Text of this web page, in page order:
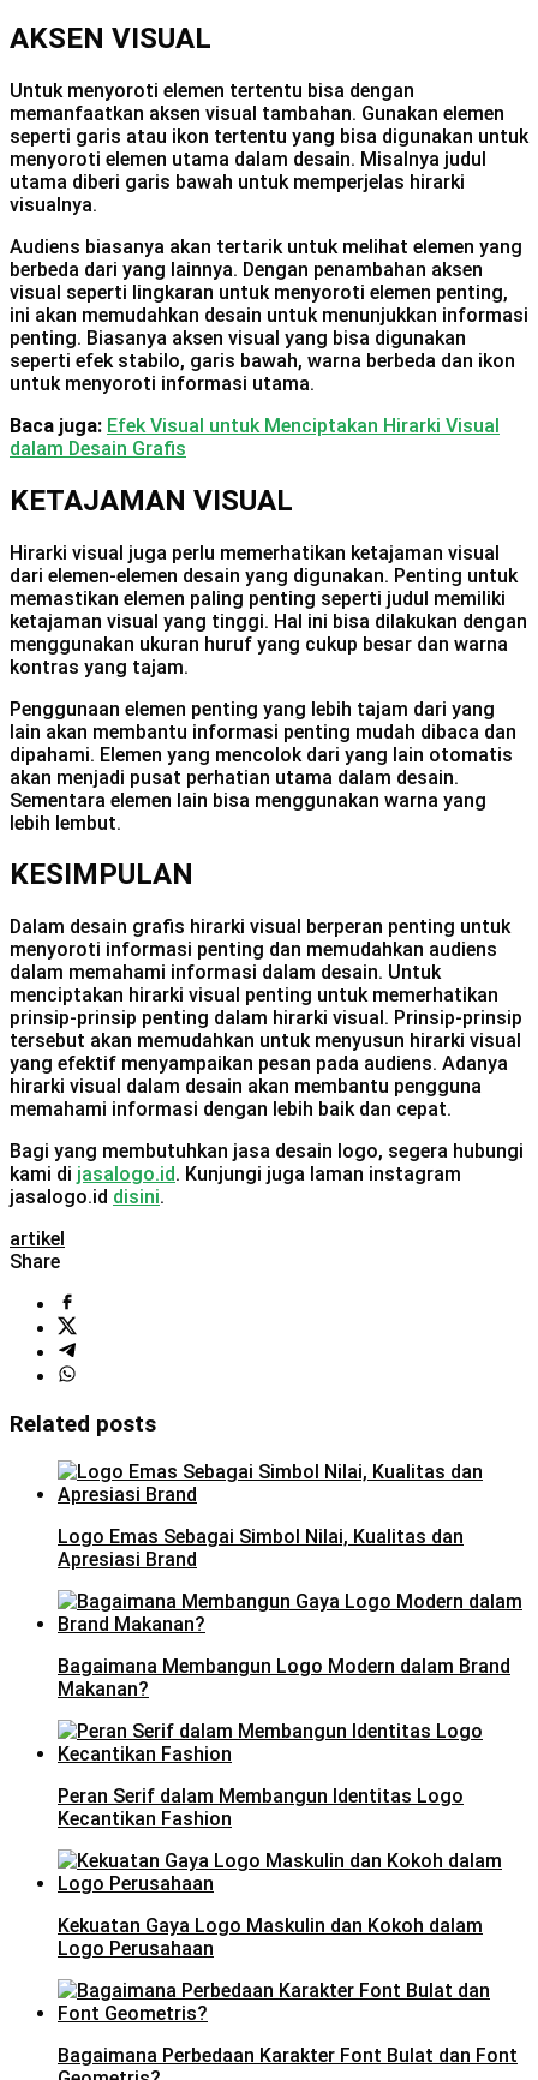
AKSEN VISUAL
Untuk menyoroti elemen tertentu bisa dengan
memanfaatkan aksen visual tambahan. Gunakan elemen
seperti garis atau ikon tertentu yang bisa digunakan untuk
menyoroti elemen utama dalam desain. Misalnya judul
utama diberi garis bawah untuk memperjelas hirarki
visualnya.
Audiens biasanya akan tertarik untuk melihat elemen yang
berbeda dari yang lainnya. Dengan penambahan aksen
visual seperti lingkaran untuk menyoroti elemen penting,
ini akan memudahkan desain untuk menunjukkan informasi
penting. Biasanya aksen visual yang bisa digunakan
seperti efek stabilo, garis bawah, warna berbeda dan ikon
untuk menyoroti informasi utama.
Baca juga: Efek Visual untuk Menciptakan Hirarki Visual
dalam Desain Grafis
KETAJAMAN VISUAL
Hirarki visual juga perlu memerhatikan ketajaman visual
dari elemen-elemen desain yang digunakan. Penting untuk
memastikan elemen paling penting seperti judul memiliki
ketajaman visual yang tinggi. Hal ini bisa dilakukan dengan
menggunakan ukuran huruf yang cukup besar dan warna
kontras yang tajam.
Penggunaan elemen penting yang lebih tajam dari yang
lain akan membantu informasi penting mudah dibaca dan
dipahami. Elemen yang mencolok dari yang lain otomatis
akan menjadi pusat perhatian utama dalam desain.
Sementara elemen lain bisa menggunakan warna yang
lebih lembut.
KESIMPULAN
Dalam desain grafis hirarki visual berperan penting untuk
menyoroti informasi penting dan memudahkan audiens
dalam memahami informasi dalam desain. Untuk
menciptakan hirarki visual penting untuk memerhatikan
prinsip-prinsip penting dalam hirarki visual. Prinsip-prinsip
tersebut akan memudahkan untuk menyusun hirarki visual
yang efektif menyampaikan pesan pada audiens. Adanya
hirarki visual dalam desain akan membantu pengguna
memahami informasi dengan lebih baik dan cepat.
Bagi yang membutuhkan jasa desain logo, segera hubungi
kami di jasalogo.id. Kunjungi juga laman instagram
jasalogo.id disini.
artikel
Share
Related posts
Logo Emas Sebagai Simbol Nilai, Kualitas dan
Apresiasi Brand
Bagaimana Membangun Logo Modern dalam Brand
Makanan?
Peran Serif dalam Membangun Identitas Logo
Kecantikan Fashion
Kekuatan Gaya Logo Maskulin dan Kokoh dalam
Logo Perusahaan
Bagaimana Perbedaan Karakter Font Bulat dan Font